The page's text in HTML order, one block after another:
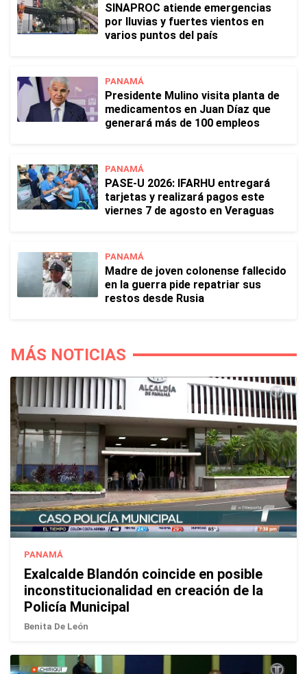
SINAPROC atiende emergencias
por lluvias y fuertes vientos en
varios puntos del país
PANAMÁ
Presidente Mulino visita planta de
medicamentos en Juan Díaz que
generará más de 100 empleos
PANAMÁ
PASE-U 2026: IFARHU entregará
tarjetas y realizará pagos este
viernes 7 de agosto en Veraguas
PANAMÁ
Madre de joven colonense fallecido
en la guerra pide repatriar sus
restos desde Rusia
MÁS NOTICIAS
PANAMÁ
Exalcalde Blandón coincide en posible
inconstitucionalidad en creación de la
Policía Municipal
Benita De León